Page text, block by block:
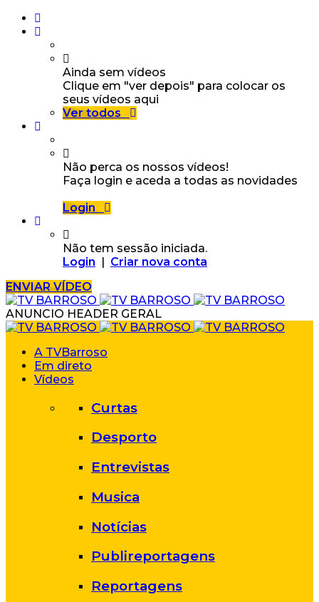
Ainda sem vídeos
Clique em "ver depois" para colocar os
seus vídeos aqui
Ver todos
Não perca os nossos vídeos!
Faça login e aceda a todas as novidades
Login
Não tem sessão iniciada.
Login | Criar nova conta
ENVIAR VÍDEO
ANUNCIO HEADER GERAL
A TVBarroso
Em direto
Vídeos
Curtas
Desporto
Entrevistas
Musica
Notícias
Publireportagens
Reportagens